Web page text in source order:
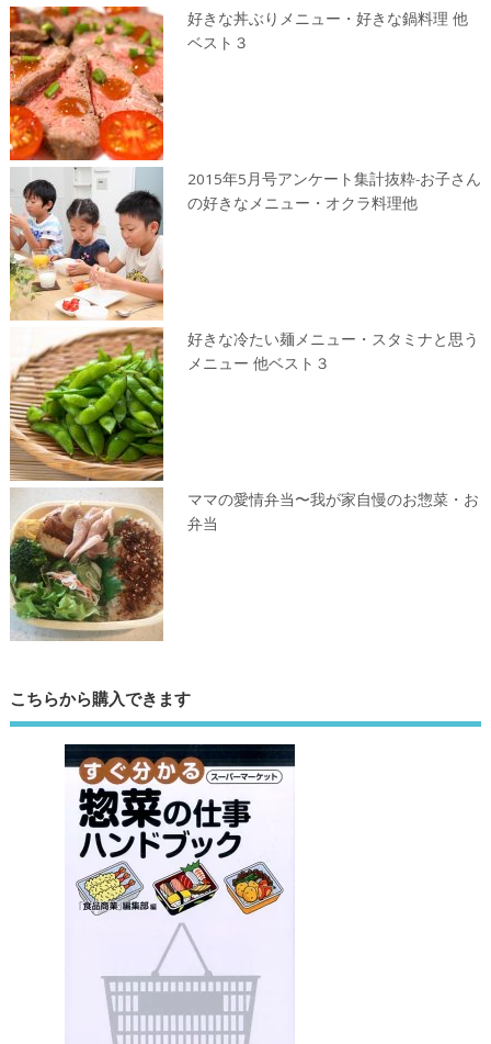
好きな丼ぶりメニュー・好きな鍋料理 他
ベスト３
2015年5月号アンケート集計抜粋-お子さん
の好きなメニュー・オクラ料理他
好きな冷たい麺メニュー・スタミナと思う
メニュー 他ベスト３
ママの愛情弁当〜我が家自慢のお惣菜・お
弁当
こちらから購入できます